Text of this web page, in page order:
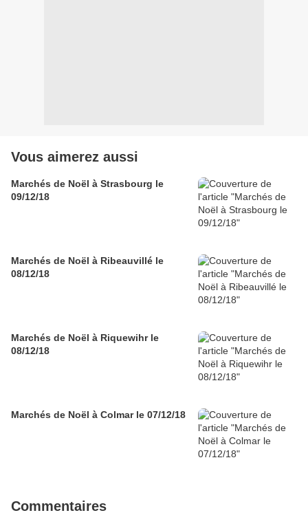
Vous aimerez aussi
Marchés de Noël à Strasbourg le
09/12/18
Marchés de Noël à Ribeauvillé le
08/12/18
Marchés de Noël à Riquewihr le
08/12/18
Marchés de Noël à Colmar le 07/12/18
Commentaires